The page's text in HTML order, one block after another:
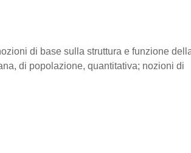
di base sulla struttura e funzione
di popolazione, quantitativa; nozioni di